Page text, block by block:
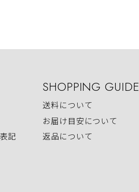
記
SHOPPING GUIDE
送料について
お届け目安について
返品について